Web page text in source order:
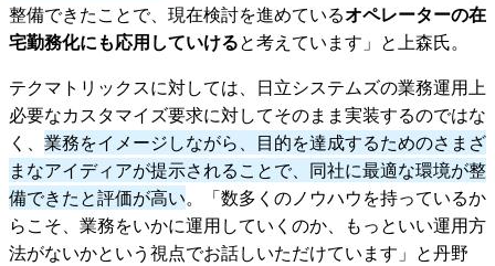
整備できたことで、現在検討を進めているオペレーターの在
宅勤務化にも応用していけると考えています」と上森氏。
テクマトリックスに対しては、日立システムズの業務運用上
必要なカスタマイズ要求に対してそのまま実装するのではな
く、 業務をイメージしながら、目的を達成するためのさまざ
まなアイディアが提示されることで、同社に最適な環境が整
備できたと評価が高い。「数多くのノウハウを持っているか
らこそ、業務をいかに運用していくのか、もっといい運用方
法がないかという視点でお話しいただけています」と丹野